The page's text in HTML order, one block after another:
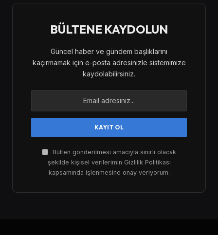
BÜLTENE KAYDOLUN
Güncel haber ve gündem başlıklarını
kaçırmamak için e-posta adresinizle sistemimize
kaydolabilirsiniz.
Bülten gönderilmesi amacıyla sınırlı olacak
şekilde kişisel verilerimin Gizlilik Politikası
kapsamında işlenmesine onay veriyorum.